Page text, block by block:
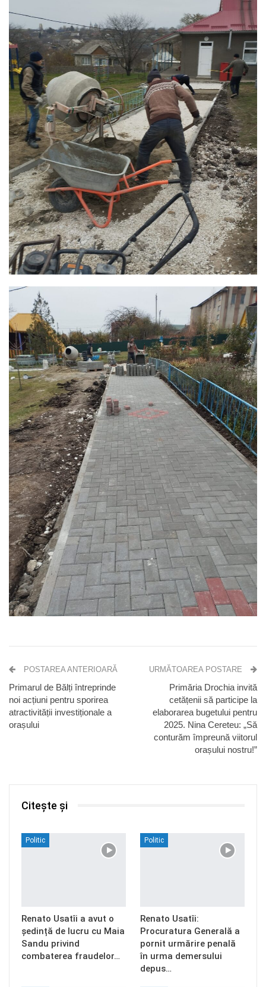
POSTAREA ANTERIOARĂ
Primarul de Bălți întreprinde
noi acțiuni pentru sporirea
atractivității investiționale a
orașului
URMĂTOAREA POSTARE
Primăria Drochia invită
cetățenii să participe la
elaborarea bugetului pentru
2025. Nina Cereteu: „Să
conturăm împreună viitorul
orașului nostru!”
Citește și
Politic
Renato Usatîi a avut o
ședință de lucru cu Maia
Sandu privind
combaterea fraudelor…
Politic
Renato Usatîi:
Procuratura Generală a
pornit urmărire penală
în urma demersului
depus…